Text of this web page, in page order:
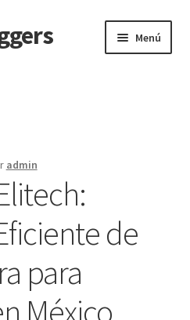
Menú
admin
de
para
México